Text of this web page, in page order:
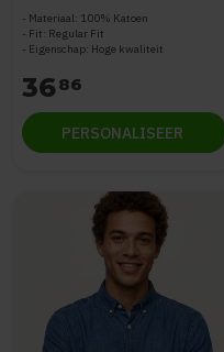
Materiaal: 100% Katoen
Fit: Regular Fit
Eigenschap: Hoge kwaliteit
3686
PERSONALISEER